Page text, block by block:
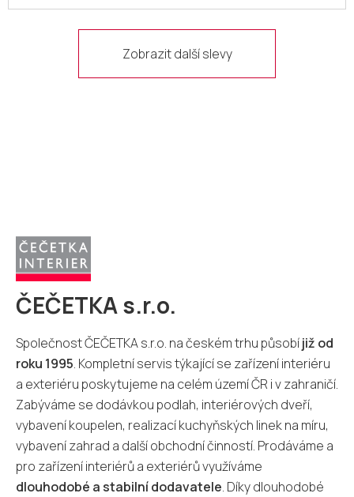
Zobrazit další slevy
ČEČETKA s.r.o.
Společnost ČEČETKA s.r.o. na českém trhu působíjiž od
roku 1995. Kompletní servis týkající se zařízení interiéru
a exteriéru poskytujeme na celém území ČR i v zahraničí.
Zabýváme se dodávkou podlah, interiérových dveří,
vybavení koupelen, realizací kuchyňských linek na míru,
vybavení zahrad a další obchodní činností. Prodáváme a
pro zařízení interiérů a exteriérů využíváme
dlouhodobé a stabilní dodavatele. Díky dlouhodobé